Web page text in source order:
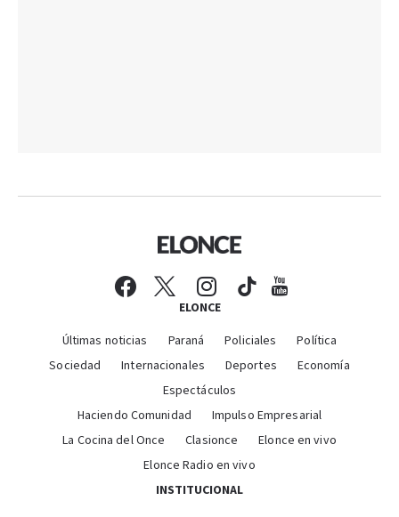
ELONCE
Últimas noticias Paraná Policiales
Política
Sociedad
Internacionales Deportes
Economía
Espectáculos
Haciendo Comunidad
Impulso Empresarial
La Cocina del Once
Clasionce
Elonce en vivo
Elonce Radio en vivo
INSTITUCIONAL